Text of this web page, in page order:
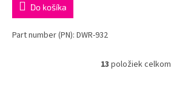
Do košíka
Part number (PN): DWR-932
O
13 položiek celkom